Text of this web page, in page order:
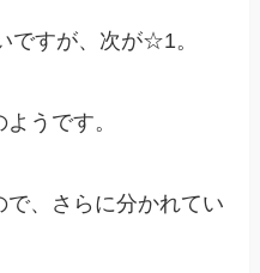
ですが、次が☆1。
うです。
、さらに分かれてい